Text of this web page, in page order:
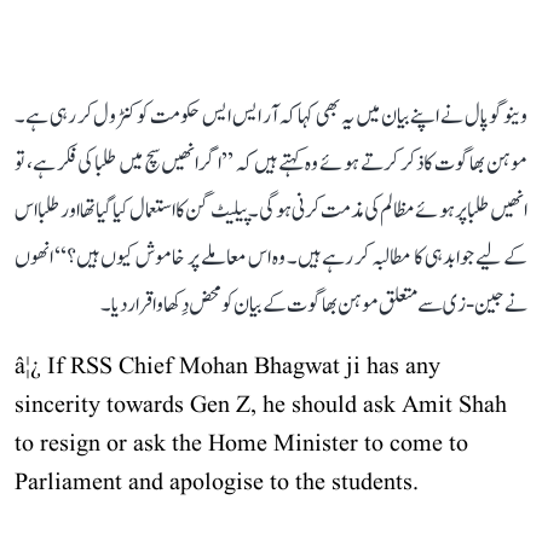
وینوگوپال نے اپنے بیان میں یہ بھی کہا کہ آر ایس ایس حکومت کو کنٹرول کر رہی ہے۔
موہن بھاگوت کا ذکر کرتے ہوئے وہ کہتے ہیں کہ ’’اگر انھیں سچ میں طلبا کی فکر ہے، تو
انھیں طلبا پر ہوئے مظالم کی مذمت کرنی ہوگی۔ پیلیٹ گن کا استعمال کیا گیا تھا اور طلبا اس
کے لیے جوابدہی کا مطالبہ کر رہے ہیں۔ وہ اس معاملے پر خاموش کیوں ہیں؟‘‘ انھوں
نے جین-زی سے متعلق موہن بھاگوت کے بیان کو محض دِکھاوا قرار دیا۔
â¦¿ If RSS Chief Mohan Bhagwat ji has any
sincerity towards Gen Z, he should ask Amit Shah
to resign or ask the Home Minister to come to
Parliament and apologise to the students.